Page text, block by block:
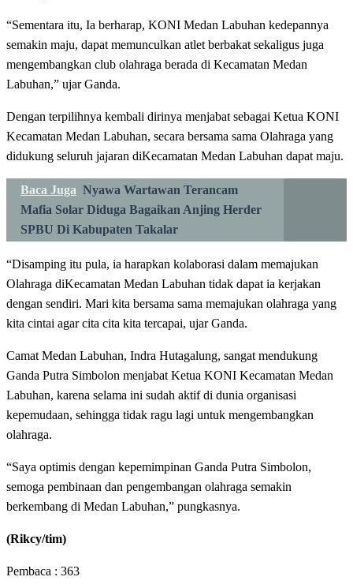
“Sementara itu, Ia berharap, KONI Medan Labuhan kedepannya
semakin maju, dapat memunculkan atlet berbakat sekaligus juga
mengembangkan club olahraga berada di Kecamatan Medan
Labuhan,” ujar Ganda.
Dengan terpilihnya kembali dirinya menjabat sebagai Ketua KONI
Kecamatan Medan Labuhan, secara bersama sama Olahraga yang
didukung seluruh jajaran diKecamatan Medan Labuhan dapat maju.
Baca Juga Nyawa Wartawan Terancam
Mafia Solar Diduga Bagaikan Anjing Herder
SPBU Di Kabupaten Takalar
“Disamping itu pula, ia harapkan kolaborasi dalam memajukan
Olahraga diKecamatan Medan Labuhan tidak dapat ia kerjakan
dengan sendiri. Mari kita bersama sama memajukan olahraga yang
kita cintai agar cita cita kita tercapai, ujar Ganda.
Camat Medan Labuhan, Indra Hutagalung, sangat mendukung
Ganda Putra Simbolon menjabat Ketua KONI Kecamatan Medan
Labuhan, karena selama ini sudah aktif di dunia organisasi
kepemudaan, sehingga tidak ragu lagi untuk mengembangkan
olahraga.
“Saya optimis dengan kepemimpinan Ganda Putra Simbolon,
semoga pembinaan dan pengembangan olahraga semakin
berkembang di Medan Labuhan,” pungkasnya.
(Rikcy/tim)
Pembaca : 363